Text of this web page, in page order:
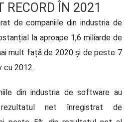
RECORD ÎN 2021
de companiile din industria de
la aproape 1,6 miliarde de
mult față de 2020 și de peste 7
cu 2012.
din industria de software au
net înregistrat de